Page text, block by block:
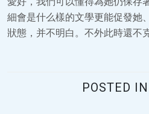
細會是什么樣的文學更能促發她
狀態，并不明白。不外此時還不
POSTED IN